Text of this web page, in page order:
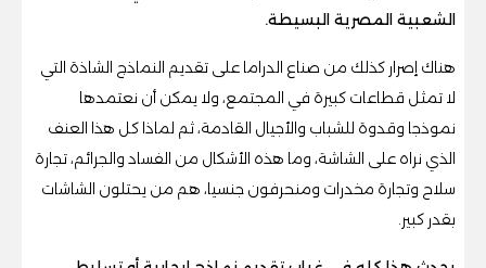
الشعبية المصرية البسيطة.
هناك إصرار كذلك من صناع الدراما على تقديم النماذج الشاذة التي
لا تمثل قطاعات كبيرة في المجتمع، ولا يمكن أن نعتمدها
نموذجا وقدوة للشباب والأجيال القادمة، ثم لماذا كل هذا العنف
الذي نراه على الشاشة، وما هذه الأشكال من الفساد والجرائم، تجارة
سلاح وتجارة مخدرات ومنحرفون جنسيا، هم من يحتلون الشاشات
بقدر كبير.